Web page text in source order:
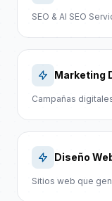
SEO & AI SEO
Marketing
Campañas
Diseño
Sitios web que